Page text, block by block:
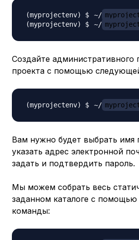
~/
~/
Создайте административного
проекта с помощью
~/
Вам нужно будет выбрать имя
указать адрес электронной
задать и подтвердить пароль.
Мы можем собрать весь
заданном каталоге с
команды: